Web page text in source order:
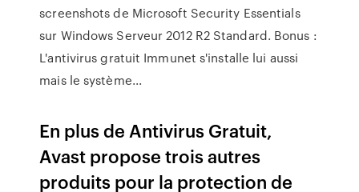
screenshots de Microsoft Security Essentials
sur Windows Serveur 2012 R2 Standard. Bonus :
L'antivirus gratuit Immunet s'installe lui aussi
mais le système...
En plus de Antivirus Gratuit,
Avast propose trois autres
produits pour la protection de